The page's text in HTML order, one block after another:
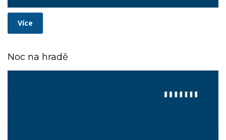
Více
Noc na hradě